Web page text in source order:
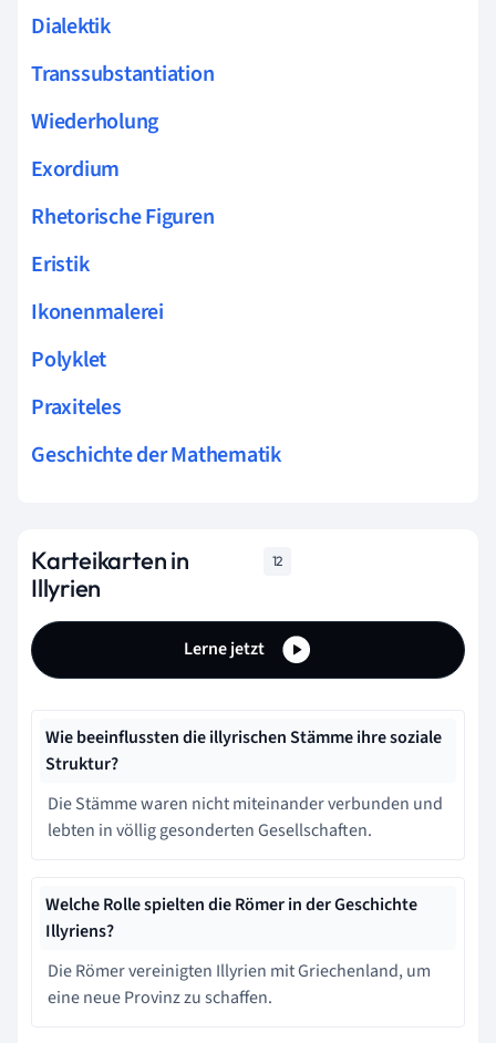
Dialektik
Transsubstantiation
Wiederholung
Exordium
Rhetorische Figuren
Eristik
Ikonenmalerei
Polyklet
Praxiteles
Geschichte der Mathematik
Karteikarten in
Illyrien
12
Lerne jetzt
Wie beeinflussten die illyrischen Stämme ihre soziale
Struktur?
Die Stämme waren nicht miteinander verbunden und
lebten in völlig gesonderten Gesellschaften.
Welche Rolle spielten die Römer in der Geschichte
Illyriens?
Die Römer vereinigten Illyrien mit Griechenland, um
eine neue Provinz zu schaffen.